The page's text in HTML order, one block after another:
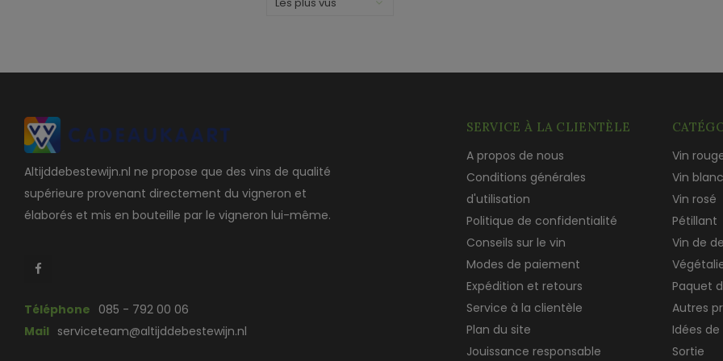
Altijddebestewijn.nl ne propose que des vins de qualité
supérieure provenant directement du vigneron et
élaborés et mis en bouteille par le vigneron lui-même.
Téléphone 085 - 792 00 06
Mail serviceteam@altijddebestewijn.nl
SERVICE À LA CLIENTÈLE
A propos de nous
Conditions générales
d'utilisation
Politique de confidentialité
Conseils sur le vin
Modes de paiement
Expédition et retours
Service à la clientèle
Plan du site
Jouissance responsable
Vin
Vin blanc
Vin rosé
Pétillant
Vin de
Paquet
Autres
Idées
Sortie